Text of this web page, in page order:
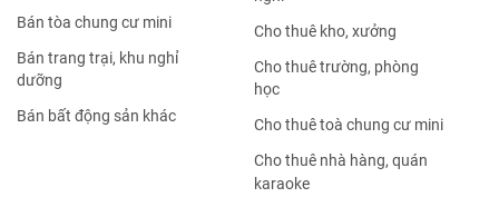
Bán tòa chung cư mini
Bán trang trại, khu nghỉ
dưỡng
Bán bất động sản khác
Cho thuê kho, xưởng
Cho thuê trường, phòng
học
Cho thuê toà chung cư mini
Cho thuê nhà hàng, quán
karaoke